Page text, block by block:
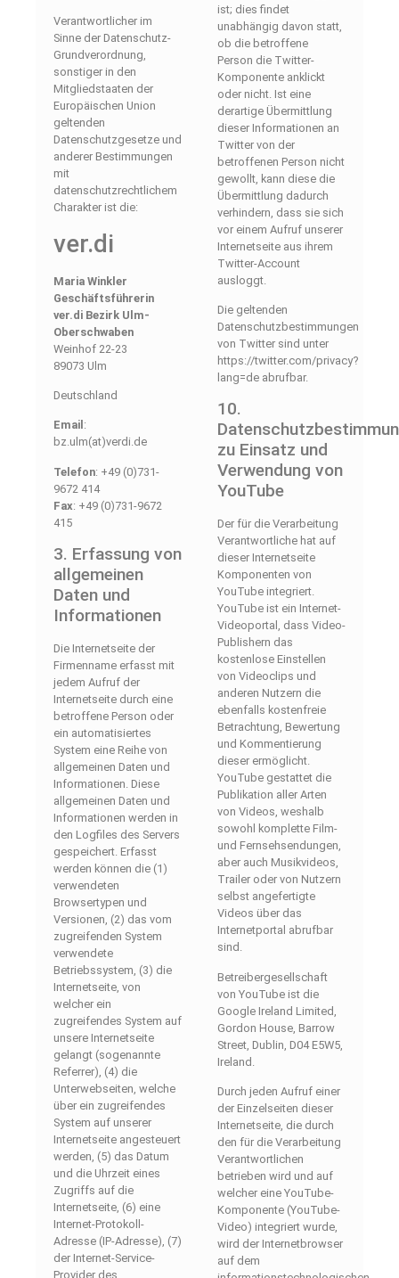
Verantwortlicher im
Sinne der Datenschutz-
Grundverordnung,
sonstiger in den
Mitgliedstaaten der
Europäischen Union
geltenden
Datenschutzgesetze und
anderer Bestimmungen
mit
datenschutzrechtlichem
Charakter ist die:
ver.di
Maria Winkler
Geschäftsführerin
ver.di Bezirk Ulm-
Oberschwaben
Weinhof 22-23
89073 Ulm
Deutschland
Email :
bz.ulm(at)verdi.de
Telefon: +49 (0)731-
9672 414
Fax: +49 (0)731-9672
415
3. Erfassung von
allgemeinen
Daten und
Informationen
Die Internetseite der
Firmenname erfasst mit
jedem Aufruf der
Internetseite durch eine
betroffene Person oder
ein automatisiertes
System eine Reihe von
allgemeinen Daten und
Informationen. Diese
allgemeinen Daten und
Informationen werden in
den Logfiles des Servers
gespeichert. Erfasst
werden können die (1)
verwendeten
Browsertypen und
Versionen, (2) das vom
zugreifenden System
verwendete
Betriebssystem, (3) die
Internetseite, von
welcher ein
zugreifendes System auf
unsere Internetseite
gelangt (sogenannte
Referrer), (4) die
Unterwebseiten, welche
über ein zugreifendes
System auf unserer
Internetseite angesteuert
werden, (5) das Datum
und die Uhrzeit eines
Zugriffs auf die
Internetseite, (6) eine
Internet-Protokoll-
Adresse (IP-Adresse), (7)
der Internet-Service-
Provider des
ist; dies findet
unabhängig davon statt,
ob die betroffene
Person die Twitter-
Komponente anklickt
oder nicht. Ist eine
derartige Übermittlung
dieser Informationen an
Twitter von der
betroffenen Person nicht
gewollt, kann diese die
Übermittlung dadurch
verhindern, dass sie sich
vor einem Aufruf unserer
Internetseite aus ihrem
Twitter-Account
ausloggt.
Die geltenden
Datenschutzbestimmungen
von Twitter sind unter
https://twitter.com/privacy?
lang=de abrufbar.
10.
zu Einsatz und
Verwendung von
YouTube
Der für die Verarbeitung
Verantwortliche hat auf
dieser Internetseite
Komponenten von
YouTube integriert.
YouTube ist ein Internet-
Videoportal, dass Video-
Publishern das
kostenlose Einstellen
von Videoclips und
anderen Nutzern die
ebenfalls kostenfreie
Betrachtung, Bewertung
und Kommentierung
dieser ermöglicht.
YouTube gestattet die
Publikation aller Arten
von Videos, weshalb
sowohl komplette Film-
und Fernsehsendungen,
aber auch Musikvideos,
Trailer oder von Nutzern
selbst angefertigte
Videos über das
Internetportal abrufbar
sind.
Betreibergesellschaft
von YouTube ist die
Google Ireland Limited,
Gordon House, Barrow
Street, Dublin, D04 E5W5,
Ireland.
Durch jeden Aufruf einer
der Einzelseiten dieser
Internetseite, die durch
den für die Verarbeitung
Verantwortlichen
betrieben wird und auf
welcher eine YouTube-
Komponente (YouTube-
Video) integriert wurde,
wird der Internetbrowser
auf dem